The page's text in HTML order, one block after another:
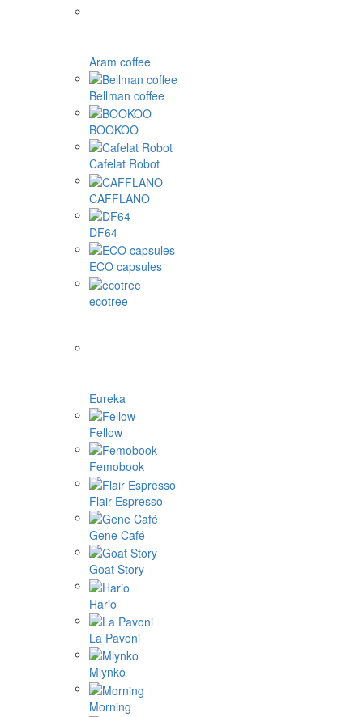
Aram coffee
Bellman coffee
BOOKOO
Cafelat Robot
CAFFLANO
DF64
ECO capsules
ecotree
Eureka
Fellow
Femobook
Flair Espresso
Gene Café
Goat Story
Hario
La Pavoni
Mlynko
Morning